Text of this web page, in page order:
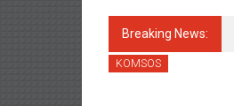
Breaking News:
KOMSOS